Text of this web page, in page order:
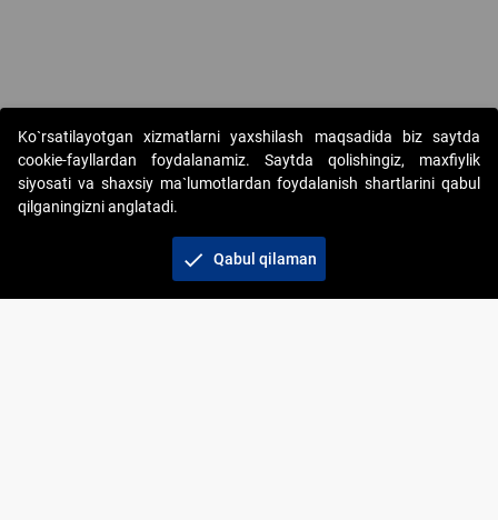
Copyright © 2017-2026. "Elektron onlayn-auksionlarni
tashkil etish" AJ. Barcha huquqlar himoyalangan
Ko`rsatilayotgan xizmatlarni yaxshilash maqsadida biz saytda
cookie-fayllardan foydalanamiz. Saytda qolishingiz, maxfiylik
siyosati va shaxsiy ma`lumotlardan foydalanish shartlarini qabul
qilganingizni anglatadi.
check Qabul qilaman